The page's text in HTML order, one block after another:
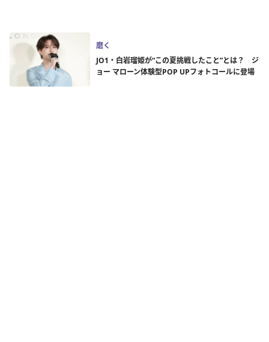
磨く
JO1・白岩瑠姫が“この夏挑戦したこと”とは？ ジ
ョー マローン体験型POP UPフォトコールに登場